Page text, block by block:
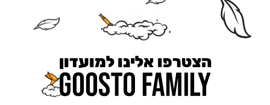
הצטרפו אלינו למועדון